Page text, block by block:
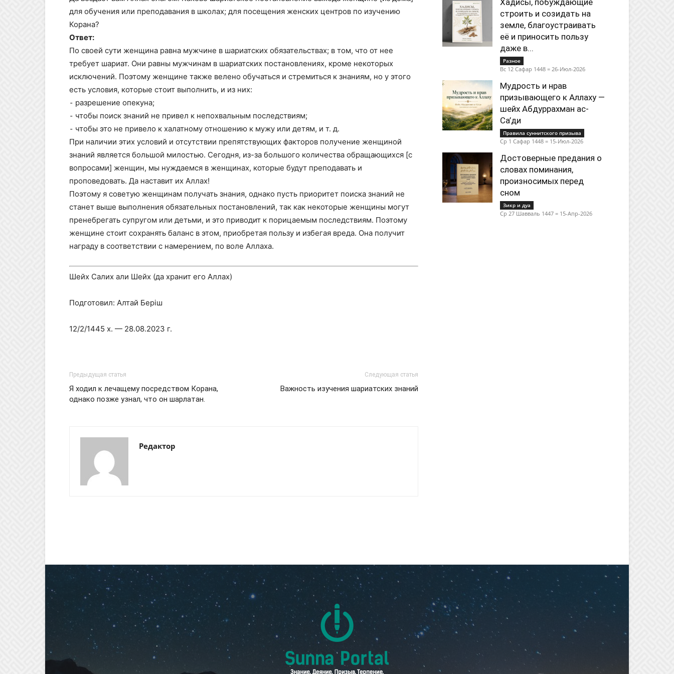
для обучения или преподавания в школах; для посещения женских центров по изучению
Корана?
Ответ:
По своей сути женщина равна мужчине в шариатских обязательствах; в том, что от нее
требует шариат. Они равны мужчинам в шариатских постановлениях, кроме некоторых
исключений. Поэтому женщине также велено обучаться и стремиться к знаниям, но у этого
есть условия, которые стоит выполнить, и из них:
⁃ разрешение опекуна;
⁃ чтобы поиск знаний не привел к непохвальным последствиям;
⁃ чтобы это не привело к халатному отношению к мужу или детям, и т. д.
При наличии этих условий и отсутствии препятствующих факторов получение женщиной
знаний является большой милостью. Сегодня, из-за большого количества обращающихся [с
вопросами] женщин, мы нуждаемся в женщинах, которые будут преподавать и
проповедовать. Да наставит их Аллах!
Поэтому я советую женщинам получать знания, однако пусть приоритет поиска знаний не
станет выше выполнения обязательных постановлений, так как некоторые женщины могут
пренебрегать супругом или детьми, и это приводит к порицаемым последствиям. Поэтому
женщине стоит сохранять баланс в этом, приобретая пользу и избегая вреда. Она получит
награду в соответствии с намерением, по воле Аллаха.
Шейх Салих али Шейх (да хранит его Аллах)
Подготовил: Алтай Берiш
12/2/1445 х. — 28.08.2023 г.
Предыдущая статья
Я ходил к лечащему посредством Корана,
однако позже узнал, что он шарлатан.
Следующая статья
Важность изучения шариатских знаний
Редактор
Хадисы, побуждающие
строить и созидать на
земле, благоустраивать
её и приносить пользу
даже в...
Разное
Вс 12 Сафар 1448 = 26-Июл-2026
Мудрость и нрав
призывающего к Аллаху —
шейх Абдуррахман ас-
Са’ди
Правила суннитского призыва
Ср 1 Сафар 1448 = 15-Июл-2026
Достоверные предания о
словах поминания,
произносимых перед
сном
Зикр и дуа
Ср 27 Шавваль 1447 = 15-Апр-2026